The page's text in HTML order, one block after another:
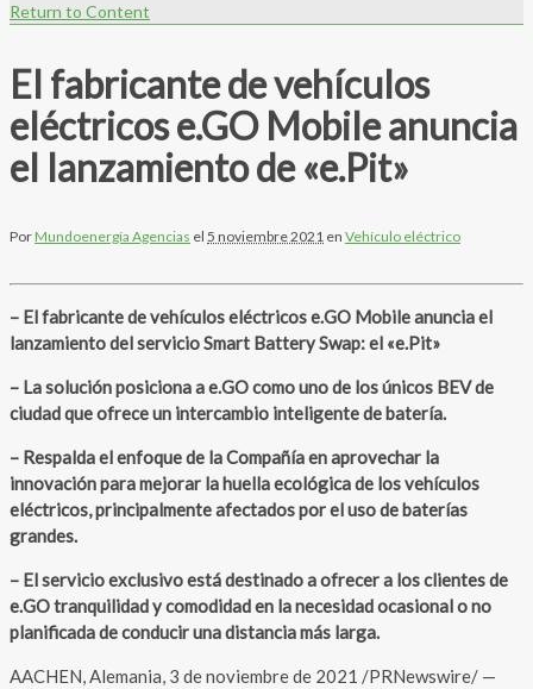
Return to Content
El fabricante de vehículos
eléctricos e.GO Mobile anuncia
el lanzamiento de «e.Pit»
PorMundoenergía Agencias el 5 noviembre 2021 en Vehículo eléctrico
– El fabricante de vehículos eléctricos e.GO Mobile anuncia el
lanzamiento del servicio Smart Battery Swap: el «e.Pit»
– La solución posiciona a e.GO como uno de los únicos BEV de
ciudad que ofrece un intercambio inteligente de batería.
– Respalda el enfoque de la Compañía en aprovechar la
innovación para mejorar la huella ecológica de los vehículos
eléctricos, principalmente afectados por el uso de baterías
grandes.
– El servicio exclusivo está destinado a ofrecer a los clientes de
e.GO tranquilidad y comodidad en la necesidad ocasional o no
planificada de conducir una distancia más larga.
AACHEN, Alemania, 3 de noviembre de 2021 /PRNewswire/ —